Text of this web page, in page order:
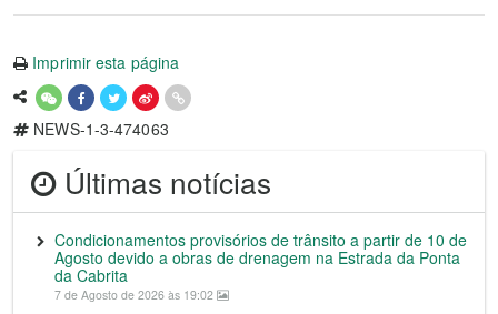
Imprimir esta página
NEWS-1-3-474063
Últimas notícias
Condicionamentos provisórios de trânsito a partir de 10 de
Agosto devido a obras de drenagem na Estrada da Ponta
da Cabrita
7 de Agosto de 2026 às 19:02